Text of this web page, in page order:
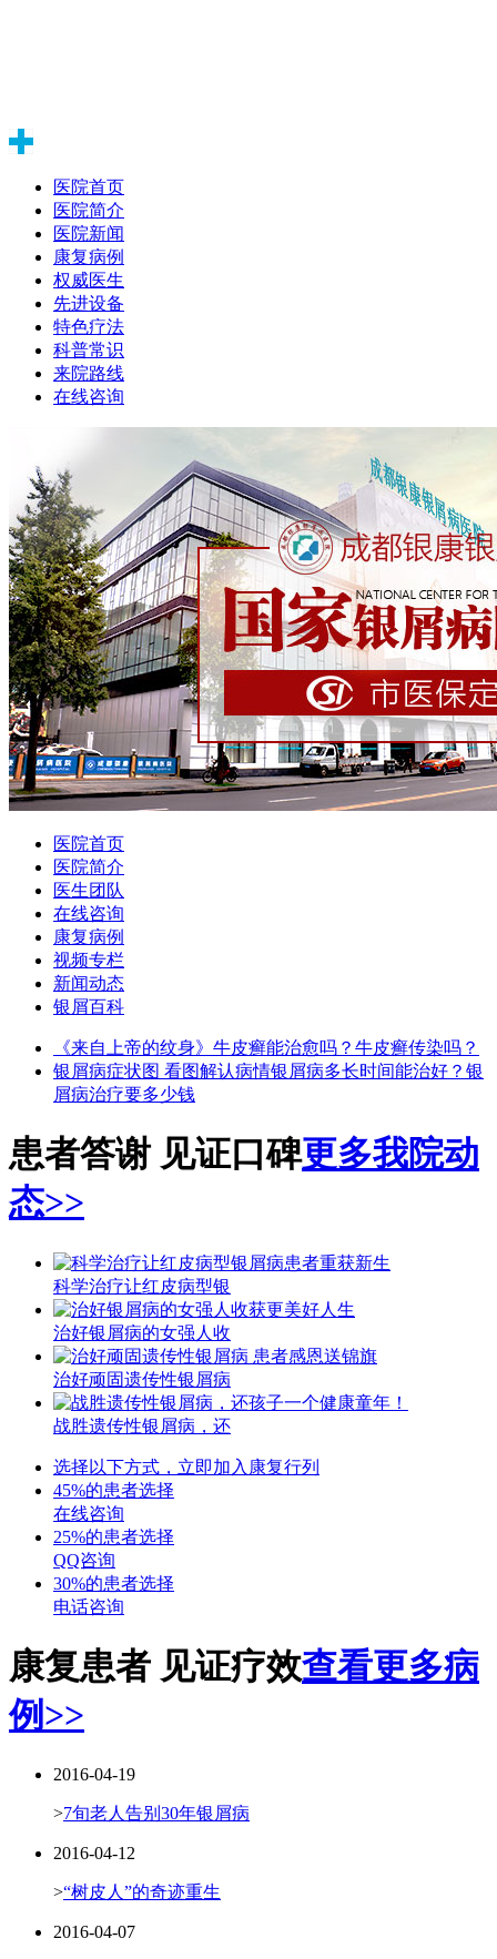
医院首页
医院简介
医院新闻
康复病例
权威医生
先进设备
特色疗法
科普常识
来院路线
在线咨询
医院首页
医院简介
医生团队
在线咨询
康复病例
视频专栏
新闻动态
银屑百科
《来自上帝的纹身》 牛皮癣能治愈吗？ 牛皮癣传染吗？
银屑病症状图 看图解认病情银屑病多长时间能治好？ 银
屑病治疗要多少钱
患者答谢 见证口碑更多我院动
态>>
科学治疗让红皮病型银
治好银屑病的女强人收
治好顽固遗传性银屑病
战胜遗传性银屑病，还
选择以下方式，立即加入康复行列
45%的患者选择
在线咨询
25%的患者选择
QQ咨询
30%的患者选择
电话咨询
康复患者 见证疗效查看更多病
例>>
2016-04-19
>7旬老人告别30年银屑病
2016-04-12
>“树皮人”的奇迹重生
2016-04-07